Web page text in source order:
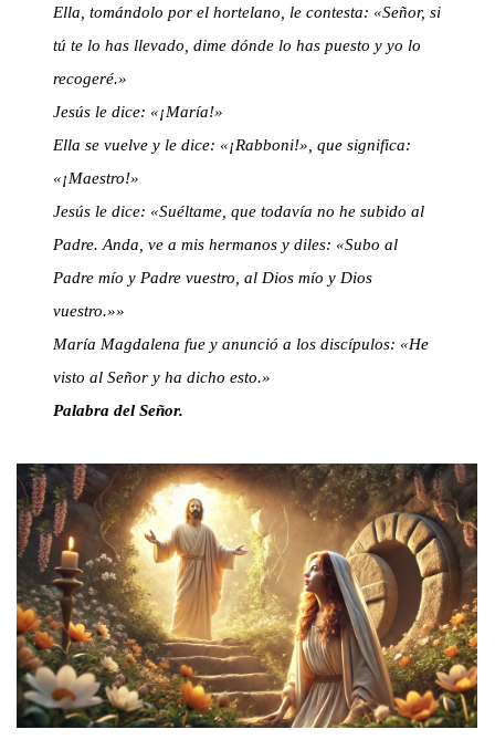
Ella, tomándolo por el hortelano, le contesta: «Señor, si
tú te lo has llevado, dime dónde lo has puesto y yo lo
recogeré.»
Jesús le dice: «¡María!»
Ella se vuelve y le dice: «¡Rabboni!», que significa:
«¡Maestro!»
Jesús le dice: «Suéltame, que todavía no he subido al
Padre. Anda, ve a mis hermanos y diles: «Subo al
Padre mío y Padre vuestro, al Dios mío y Dios
vuestro.»»
María Magdalena fue y anunció a los discípulos: «He
visto al Señor y ha dicho esto.»
Palabra del Señor.